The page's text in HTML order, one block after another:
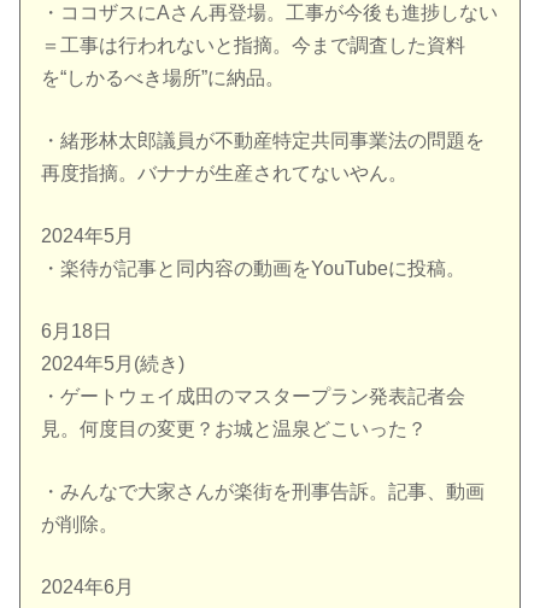
・ココザスにAさん再登場。工事が今後も進捗しない
＝工事は行われないと指摘。今まで調査した資料
を“しかるべき場所”に納品。
・緒形林太郎議員が不動産特定共同事業法の問題を
再度指摘。バナナが生産されてないやん。
2024年5月
・楽待が記事と同内容の動画をYouTubeに投稿。
6月18日
2024年5月(続き)
・ゲートウェイ成田のマスタープラン発表記者会
見。何度目の変更？お城と温泉どこいった？
・みんなで大家さんが楽街を刑事告訴。記事、動画
が削除。
2024年6月